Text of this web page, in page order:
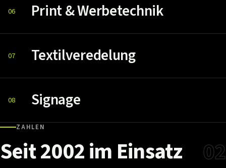
06 Print & Werbetechnik
07 Textilveredelung
08 Signage
ZAHLEN
Seit2002im Einsatz 02